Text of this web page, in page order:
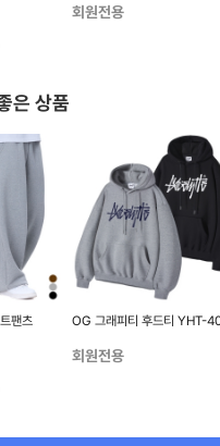
회원전용
은 상품
팬츠
OG 그래피티 후드티 YHT-
회원전용